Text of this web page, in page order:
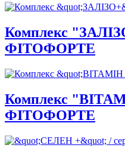
Комплекс
ФІТОФОРТЕ
Комплекс
ФІТОФОРТЕ